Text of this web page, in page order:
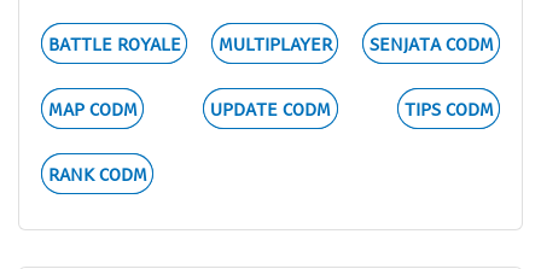
BATTLE ROYALE MULTIPLAYER SENJATA CODM
MAP CODM UPDATE CODM TIPS CODM
RANK CODM